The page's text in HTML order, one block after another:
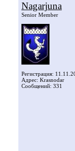
Nagarjuna
Senior Member
Регистрация:
Адрес: Krasnodar
Сообщений: 331